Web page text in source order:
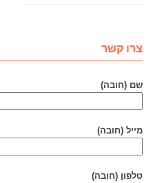
צרו קשר
שם (חובה)
מייל (חובה)
טלפון (חובה)